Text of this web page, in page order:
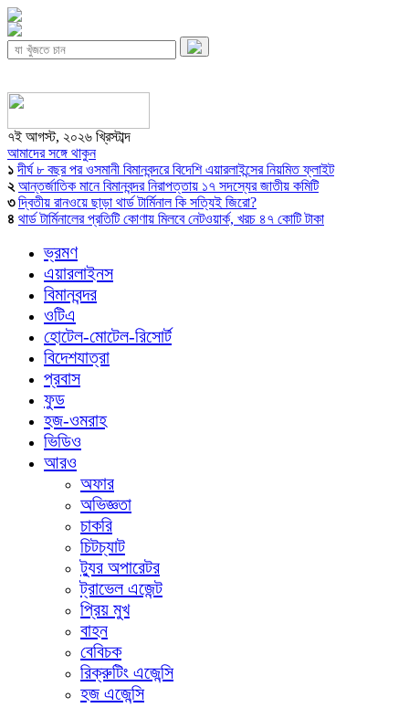
৭ই আগস্ট, ২০২৬ খ্রিস্টাব্দ
আমাদের সঙ্গে থাকুন
১ দীর্ঘ ৮ বছর পর ওসমানী বিমানবন্দরে বিদেশি এয়ারলাইন্সের নিয়মিত ফ্লাইট
২ আন্তর্জাতিক মানে বিমানবন্দর নিরাপত্তায় ১৭ সদস্যের জাতীয় কমিটি
৩ দ্বিতীয় রানওয়ে ছাড়া থার্ড টার্মিনাল কি সত্যিই জিরো?
৪ থার্ড টার্মিনালের প্রতিটি কোণায় মিলবে নেটওয়ার্ক, খরচ ৪৭ কোটি টাকা
ভ্রমণ
এয়ারলাইনস
বিমানবন্দর
ওটিএ
হোটেল-মোটেল-রিসোর্ট
বিদেশযাত্রা
প্রবাস
ফুড
হজ-ওমরাহ
ভিডিও
আরও
অফার
অভিজ্ঞতা
চাকরি
চিটচ্যাট
ট্যুর অপারেটর
ট্রাভেল এজেন্ট
প্রিয় মুখ
বাহন
বেবিচক
রিক্রুটিং এজেন্সি
হজ এজেন্সি